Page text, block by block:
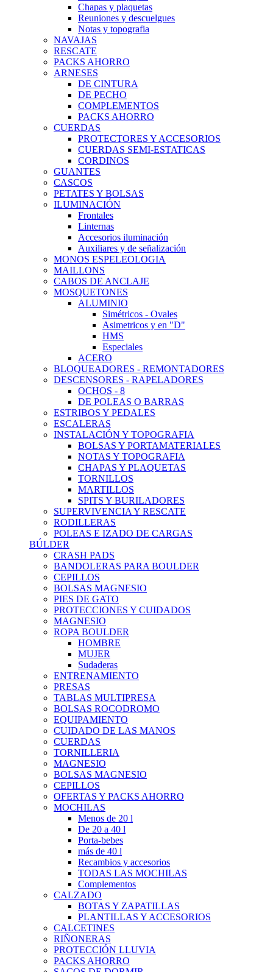
Chapas y plaquetas
Reuniones y descuelgues
Notas y topografia
NAVAJAS
RESCATE
PACKS AHORRO
ARNESES
DE CINTURA
DE PECHO
COMPLEMENTOS
PACKS AHORRO
CUERDAS
PROTECTORES Y ACCESORIOS
CUERDAS SEMI-ESTATICAS
CORDINOS
GUANTES
CASCOS
PETATES Y BOLSAS
ILUMINACIÓN
Frontales
Linternas
Accesorios iluminación
Auxiliares y de señalización
MONOS ESPELEOLOGIA
MAILLONS
CABOS DE ANCLAJE
MOSQUETONES
ALUMINIO
Simétricos - Ovales
Asimetricos y en "D"
HMS
Especiales
ACERO
BLOQUEADORES - REMONTADORES
DESCENSORES - RAPELADORES
OCHOS - 8
DE POLEAS O BARRAS
ESTRIBOS Y PEDALES
ESCALERAS
INSTALACIÓN Y TOPOGRAFIA
BOLSAS Y PORTAMATERIALES
NOTAS Y TOPOGRAFIA
CHAPAS Y PLAQUETAS
TORNILLOS
MARTILLOS
SPITS Y BURILADORES
SUPERVIVENCIA Y RESCATE
RODILLERAS
POLEAS E IZADO DE CARGAS
BÚLDER
CRASH PADS
BANDOLERAS PARA BOULDER
CEPILLOS
BOLSAS MAGNESIO
PIES DE GATO
PROTECCIONES Y CUIDADOS
MAGNESIO
ROPA BOULDER
HOMBRE
MUJER
Sudaderas
ENTRENAMIENTO
PRESAS
TABLAS MULTIPRESA
BOLSAS ROCODROMO
EQUIPAMIENTO
CUIDADO DE LAS MANOS
CUERDAS
TORNILLERIA
MAGNESIO
BOLSAS MAGNESIO
CEPILLOS
OFERTAS Y PACKS AHORRO
MOCHILAS
Menos de 20 l
De 20 a 40 l
Porta-bebes
más de 40 l
Recambios y accesorios
TODAS LAS MOCHILAS
Complementos
CALZADO
BOTAS Y ZAPATILLAS
PLANTILLAS Y ACCESORIOS
CALCETINES
RIÑONERAS
PROTECCIÓN LLUVIA
PACKS AHORRO